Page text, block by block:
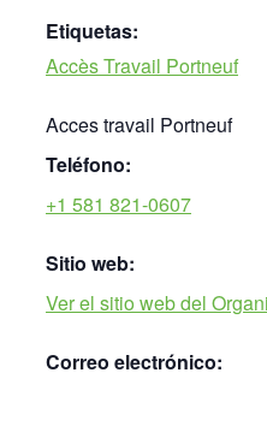
Etiquetas:
Accès Travail Portneuf
Acces travail Portneuf
Teléfono:
+1 581 821-0607
Sitio web:
Ver el sitio web del
Correo electrónico: